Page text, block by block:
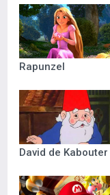
Rapunzel
David de Kabouter